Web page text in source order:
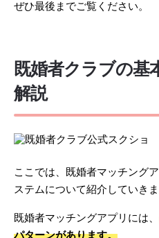
ぜひ最後までご覧ください。
既婚者クラブの基
解説
ここでは、既婚者マッチング
ステムについて紹介していきま
既婚者マッチングアプリには、
パターンがあります。